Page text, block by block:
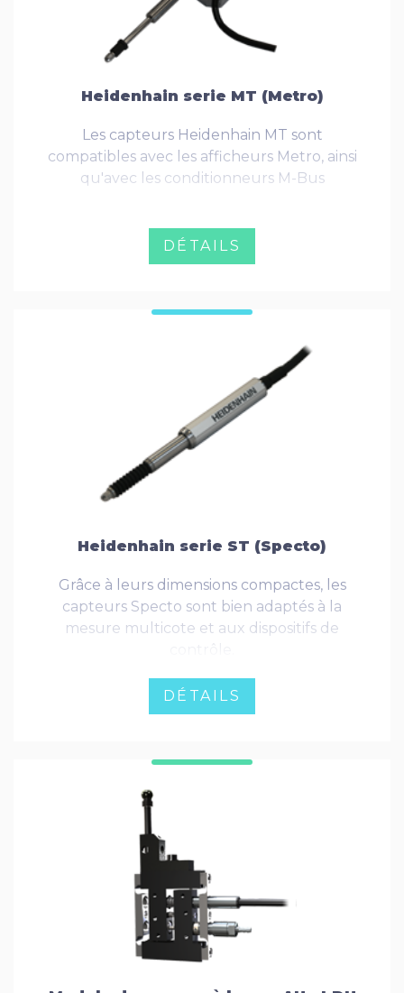
Heidenhain serie MT (Metro)
Les capteurs Heidenhain MT sont
compatibles avec les afficheurs Metro, ainsi
qu'avec les conditionneurs M-Bus
DÉTAILS
Heidenhain serie ST (Specto)
Grâce à leurs dimensions compactes, les
capteurs Specto sont bien adaptés à la
mesure multicote et aux dispositifs de
DÉTAILS